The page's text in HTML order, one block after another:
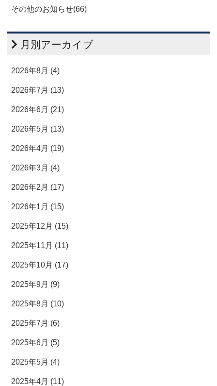
その他のお知らせ(66)
月別アーカイブ
2026年8月 (4)
2026年7月 (13)
2026年6月 (21)
2026年5月 (13)
2026年4月 (19)
2026年3月 (4)
2026年2月 (17)
2026年1月 (15)
2025年12月 (15)
2025年11月 (11)
2025年10月 (17)
2025年9月 (9)
2025年8月 (10)
2025年7月 (6)
2025年6月 (5)
2025年5月 (4)
2025年4月 (11)